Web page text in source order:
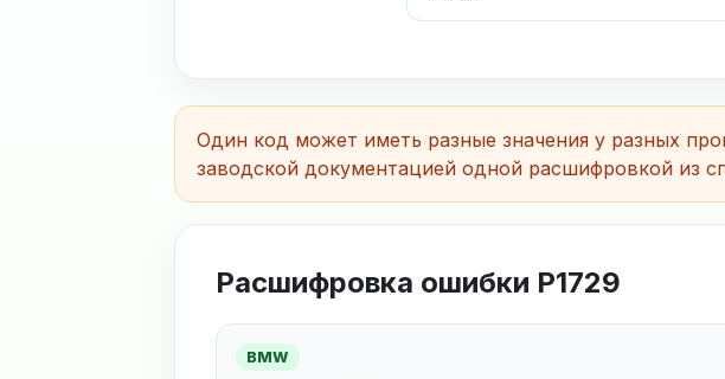
Один код может иметь разные значения у разных
заводской документацией одной расшифровкой из
Расшифровка ошибки P1729
BMW